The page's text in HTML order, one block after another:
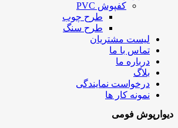
کفپوش PVC
طرح چوب
طرح سنگ
لیست مشتریان
تماس با ما
درباره ما
بلاگ
درخواست نمایندگی
نمونه کار ها
دیوارپوش فومی